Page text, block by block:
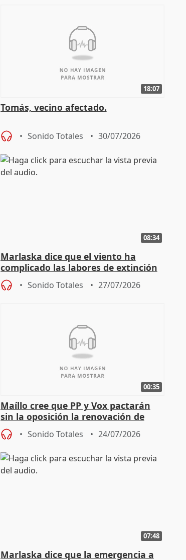
18:07
Tomás, vecino afectado.
Sonido Totales 30/07/2026
08:34
Marlaska dice que el viento ha
complicado las labores de extinción
durante la madrugada
Sonido Totales 27/07/2026
00:35
Maíllo cree que PP y Vox pactarán
sin la oposición la renovación de
órganos como el Defensor
Sonido Totales 24/07/2026
07:48
Marlaska dice que la emergencia a